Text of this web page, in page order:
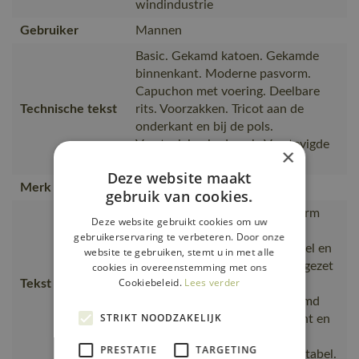
windindustrie
Gebruiker
Mannen
Technische tekst
Basic. Gekamd katoen. Gekamde
binnenkant. Moderne pasvorm.
Capuchon met voering. Deelbare
rits. Voorzakken. Tricot aan de
onderkant en bij de pols.
Versteviging in de nek. Verstevigde
Merk
MASCOT®
Tekst usp
Moderne, comfortabele pasvorm
met een optimale
bewegingsvrijheid., comfortabel en
warm., De naad in de nek is afgezet
met een zacht materiaal om
irritaties te voorkomen., Gekamd
katoen, Tricot aan de onderkant en
binnenkant is zacht en comfortabel.
×
Deze website maakt
gebruik van cookies.
Deze website gebruikt cookies om uw
gebruikerservaring te verbeteren. Door onze
website te gebruiken, stemt u in met alle
cookies in overeenstemming met ons
Cookiebeleid. Lees verder
STRIKT NOODZAKELIJK
PRESTATIE TARGETING